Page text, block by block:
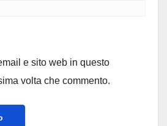
e sito web in questo
volta che commento.